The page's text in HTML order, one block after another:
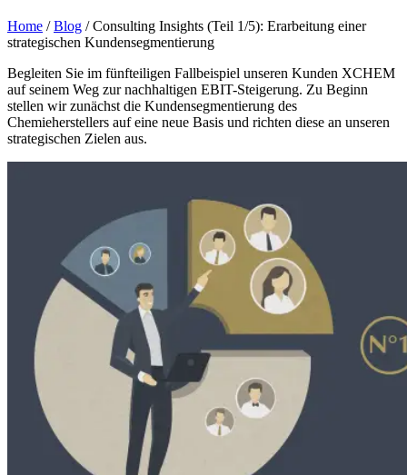
Home /Blog /Consulting Insights (Teil 1/5): Erarbeitung einer
strategischen Kundensegmentierung
Begleiten Sie im fünfteiligen Fallbeispiel unseren Kunden XCHEM
auf seinem Weg zur nachhaltigen EBIT-Steigerung. Zu Beginn
stellen wir zunächst die Kundensegmentierung des
Chemieherstellers auf eine neue Basis und richten diese an unseren
strategischen Zielen aus.